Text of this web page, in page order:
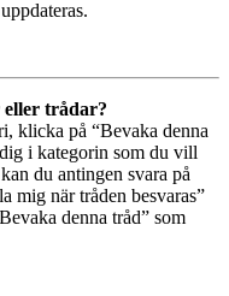
trådar?
klicka på “Bevaka denna
i kategorin som du vill
du antingen svara på
mig när tråden besvaras”
denna tråd” som